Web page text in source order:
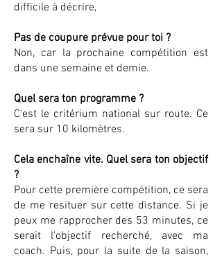
difficile à décrire,
Pas de coupure prévue pour toi ?
Non, car la prochaine compétition est
dans une semaine et demie.
Quel sera ton programme ?
C'est le critérium national sur route. Ce
sera sur 10 kilomètres.
Cela enchaîne vite. Quel sera ton objectif
?
Pour cette première compétition, ce sera
de me resituer sur cette distance. Si je
peux me rapprocher des 53 minutes, ce
serait l'objectif recherché, avec ma
coach. Puis, pour la suite de la saison,